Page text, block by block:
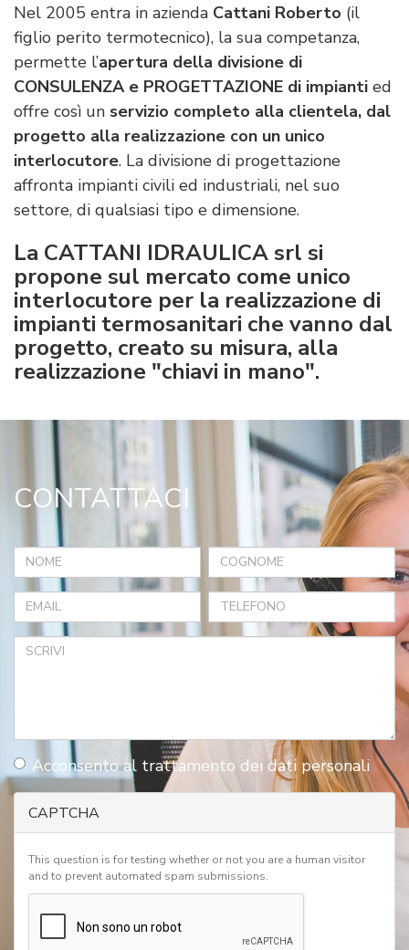
Nel 2005 entra in azienda Cattani Roberto (il
figlio perito termotecnico), la sua competanza,
permette l’apertura della divisione di
CONSULENZA e PROGETTAZIONE di impianti ed
offre così un servizio completo alla clientela, dal
progetto alla realizzazione con un unico
interlocutore. La divisione di progettazione
affronta impianti civili ed industriali, nel suo
settore, di qualsiasi tipo e dimensione.
La CATTANI IDRAULICA srl si
propone sul mercato come unico
interlocutore per la realizzazione di
impianti termosanitari che vanno dal
progetto, creato su misura, alla
realizzazione "chiavi in mano".
CONTATTACI
Nome
Cognome
Email
Telefono
* Acconsento al trattamento dei dati personali
Acconsento
trattamento
dei
dati
personali
CAPTCHA
This question is for testing whether or not you are a human visitor
and to prevent automated spam submissions.